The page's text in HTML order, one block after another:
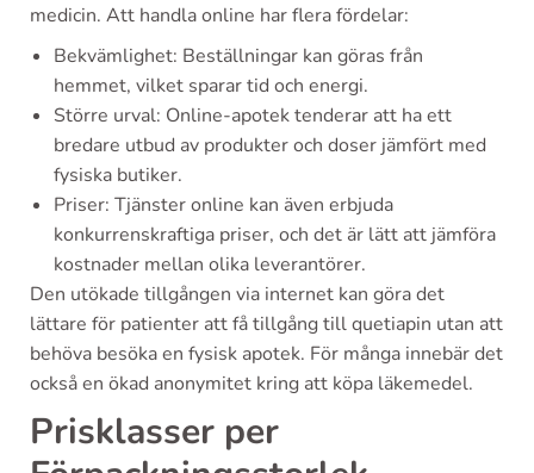
medicin. Att handla online har flera fördelar:
Bekvämlighet: Beställningar kan göras från
hemmet, vilket sparar tid och energi.
Större urval: Online-apotek tenderar att ha ett
bredare utbud av produkter och doser jämfört med
fysiska butiker.
Priser: Tjänster online kan även erbjuda
konkurrenskraftiga priser, och det är lätt att jämföra
kostnader mellan olika leverantörer.
Den utökade tillgången via internet kan göra det
lättare för patienter att få tillgång till quetiapin utan att
behöva besöka en fysisk apotek. För många innebär det
också en ökad anonymitet kring att köpa läkemedel.
Prisklasser per